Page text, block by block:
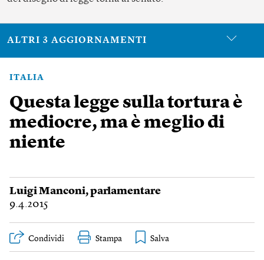
ALTRI 3 AGGIORNAMENTI
ITALIA
Questa legge sulla tortura è
mediocre, ma è meglio di
niente
Luigi Manconi, parlamentare
9.4.2015
Condividi Stampa